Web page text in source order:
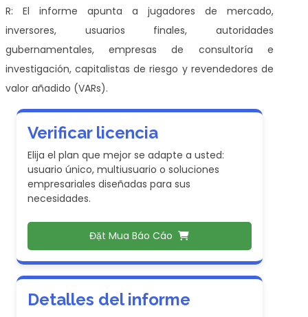
R: El informe apunta a jugadores de mercado,
inversores, usuarios finales, autoridades
gubernamentales, empresas de consultoría e
investigación, capitalistas de riesgo y revendedores de
valor añadido (VARs).
Verificar licencia
Elija el plan que mejor se adapte a usted:
usuario único, multiusuario o soluciones
empresariales diseñadas para sus
necesidades.
Đặt Mua Báo Cáo
Detalles del informe